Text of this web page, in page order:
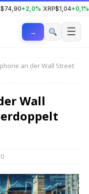
$74,90+2,0% XRP$1,04+0,1%
→ ☰
an der Wall Street:
Wall
0